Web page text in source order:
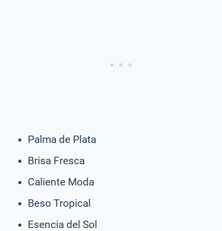
Palma de Plata
Brisa Fresca
Caliente Moda
Beso Tropical
Esencia del Sol